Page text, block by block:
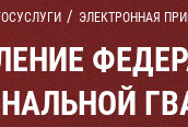
ЭЛЕКТРОННАЯ